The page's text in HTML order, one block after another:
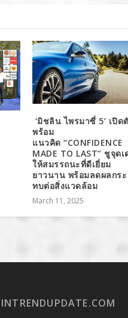
‘มิชลิน ไพรมาซี่ 5’ เปิด
พร้อม
แนวคิด “CONFIDENCE
MADE TO LAST” ชูจุด
ให้สมรรถนะที่ดีเยี่ยม
ยาวนาน พร้อมลดผลกระ
ทบต่อสิ่งแวดล้อม
March 11, 2025
INTRENDUPDATE.COM